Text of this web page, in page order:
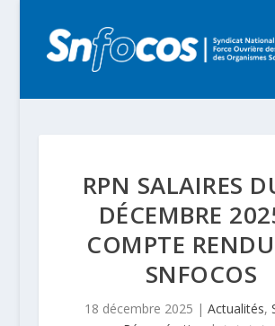
RPN SALAIRES
DÉCEMBRE
COMPTE
SNFOCOS
18 décembre 2025 | Actualités,